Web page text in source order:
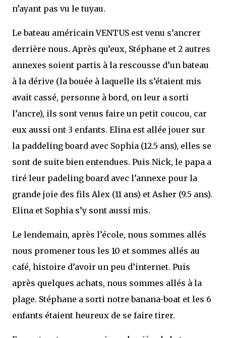
n’ayant pas vu le tuyau.
Le bateau américain VENTUS est venu s’ancrer
derrière nous. Après qu’eux, Stéphane et 2 autres
annexes soient partis à la rescousse d’un bateau
à la dérive (la bouée à laquelle ils s’étaient mis
avait cassé, personne à bord, on leur a sorti
l’ancre), ils sont venus faire un petit coucou, car
eux aussi ont 3 enfants. Elina est allée jouer sur
la paddeling board avec Sophia (12.5 ans), elles se
sont de suite bien entendues. Puis Nick, le papa a
tiré leur padeling board avec l’annexe pour la
grande joie des fils Alex (11 ans) et Asher (9.5 ans).
Elina et Sophia s’y sont aussi mis.
Le lendemain, après l’école, nous sommes allés
nous promener tous les 10 et sommes allés au
café, histoire d’avoir un peu d’internet. Puis
après quelques achats, nous sommes allés à la
plage. Stéphane a sorti notre banana-boat et les 6
enfants étaient heureux de se faire tirer.